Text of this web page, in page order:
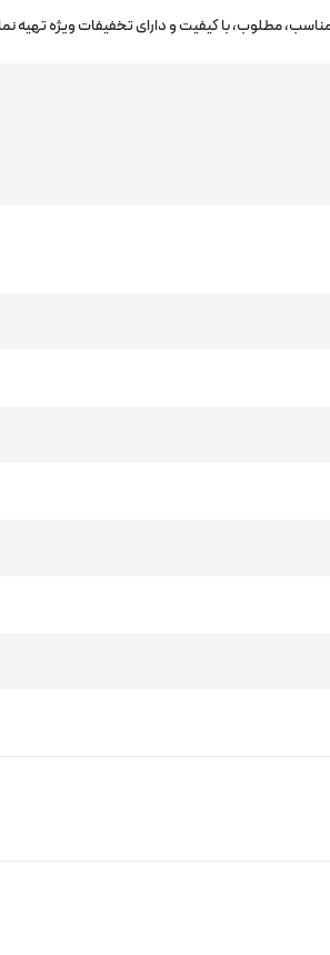
مطلوب، با کیفیت و دارای تخفیفات ویژه تهیه